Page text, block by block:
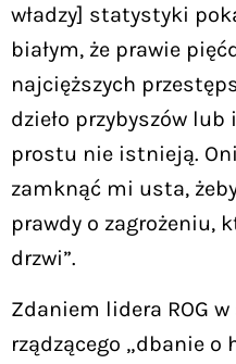
władzy] statystyki
białym, że prawie
najcięższych
dzieło przybyszów
prostu nie istnieją.
zamknąć mi usta,
prawdy o zagrożeniu,
drzwi”.
Zdaniem lidera ROG
rządzącego „dbanie o